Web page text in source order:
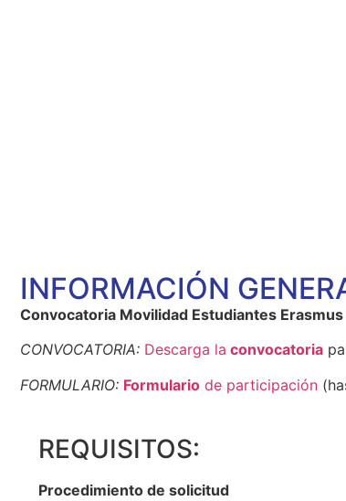
INFORMACIÓN
Convocatoria Movilidad Estudiantes
CONVOCATORIA: Descarga la convocatoria
FORMULARIO: Formulario de participación
REQUISITOS:
Procedimiento de solicitud